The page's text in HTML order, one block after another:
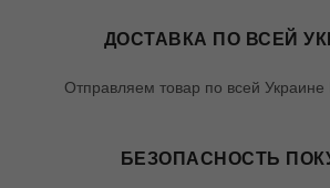
ДОСТАВКА ПО ВСЕЙ
Отправляем товар по всей Украине
БЕЗОПАСНОСТЬ